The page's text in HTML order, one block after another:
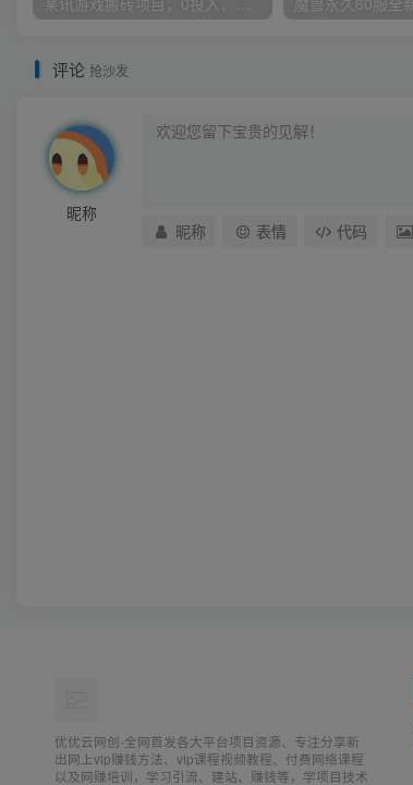
评论 抢沙发
昵称
昵称 表情 代码
出网上vip赚钱方法、vip课程视频教程、付费网络课程
以及网赚培训，学习引流、建站、赚钱等，学项目技术